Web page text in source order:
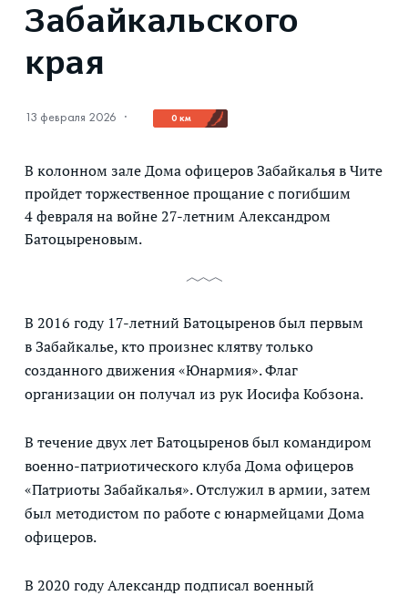
Забайкальского
края
13 февраля 2026 · 0 км
В колонном зале Дома офицеров Забайкалья в Чите
пройдет торжественное прощание с погибшим
4 февраля на войне 27-летним Александром
Батоцыреновым.
В 2016 году 17-летний Батоцыренов был первым
в Забайкалье, кто произнес клятву только
созданного движения «Юнармия». Флаг
организации он получал из рук Иосифа Кобзона.
В течение двух лет Батоцыренов был командиром
военно-патриотического клуба Дома офицеров
«Патриоты Забайкалья». Отслужил в армии, затем
был методистом по работе с юнармейцами Дома
офицеров.
В 2020 году Александр подписал военный